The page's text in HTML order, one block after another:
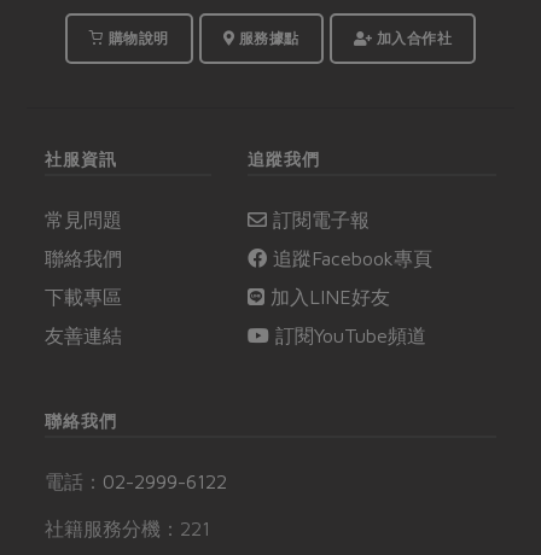
購物說明 服務據點 加入合作社
社服資訊
常見問題
聯絡我們
下載專區
友善連結
追蹤我們
訂閱電子報
追蹤Facebook專頁
加入LINE好友
訂閱YouTube頻道
聯絡我們
電話： 02-2999-6122
社籍服務分機：221